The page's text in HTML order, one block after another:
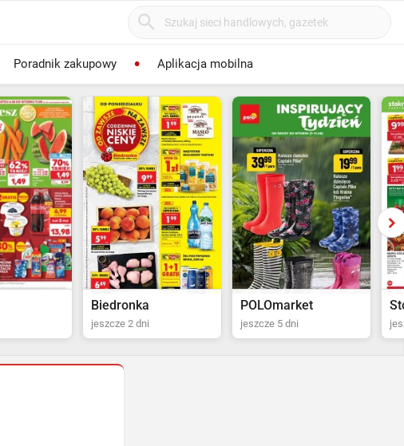
Poradnik zakupowy Aplikacja mobilna
POLOmarket
jeszcze 5 dni jeszcze 6 dni